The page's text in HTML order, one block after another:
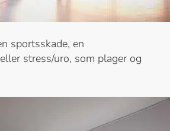
sportsskade, en
stress/uro, som plager og